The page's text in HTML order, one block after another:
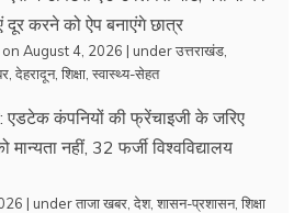
दूर करने को ऐप बनाएंगे छात्र
August 4, 2026 | underउत्तराखंड
देहरादून, शिक्षा स्वास्थ्य-सेहत
एडटेक कंपनियों की फ्रेंचाइजी के जरिए
मान्यता नहीं, 32 फर्जी विश्वविद्यालय
| underताजा खबर देश, शासन-प्रशासन, शिक्षा